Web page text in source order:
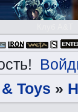
Toys »